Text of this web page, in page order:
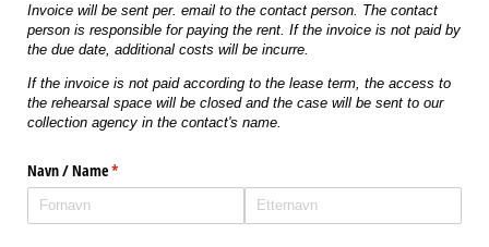
Invoice will be sent per. email to the contact person. The contact
person is responsible for paying the rent. If the invoice is not paid by
the due date, additional costs will be incurre.
If the invoice is not paid according to the lease term, the access to
the rehearsal space will be closed and the case will be sent to our
collection agency in the contact's name.
Navn /​ Name*
(nødvendig)